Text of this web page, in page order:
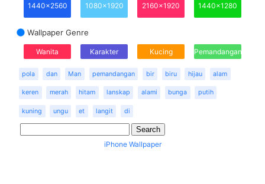
1440x2560
1080x1920
2160x1920
1440x1280
Wallpaper Genre
Wanita Karakter Kucing Pemandangan
pola dan Man pemandangan bir biru hijau alam
keren merah hitam lanskap alami bunga putih
kuning ungu et langit di
iPhone Wallpaper